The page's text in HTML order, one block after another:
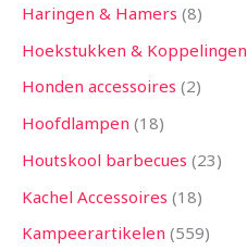
Haringen & Hamers 8
Hoekstukken & Koppelingen
Honden accessoires 2
Hoofdlampen 18
Houtskool barbecues 23
Kachel Accessoires 18
Kampeerartikelen 559